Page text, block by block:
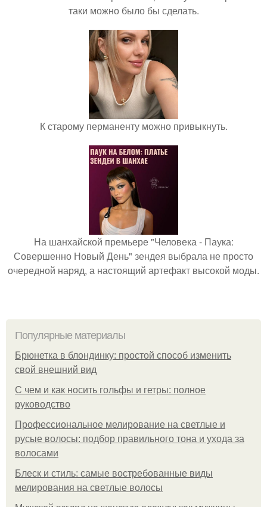
таки можно было бы сделать.
К старому перманенту можно привыкнуть.
На шанхайской премьере "Человека - Паука:
Совершенно Новый День" зендея выбрала не просто
очередной наряд, а настоящий артефакт высокой моды.
Популярные материалы
Брюнетка в блондинку: простой способ изменить
свой внешний вид
С чем и как носить гольфы и гетры: полное
руководство
Профессиональное мелирование на светлые и
русые волосы: подбор правильного тона и ухода за
волосами
Блеск и стиль: самые востребованные виды
мелирования на светлые волосы